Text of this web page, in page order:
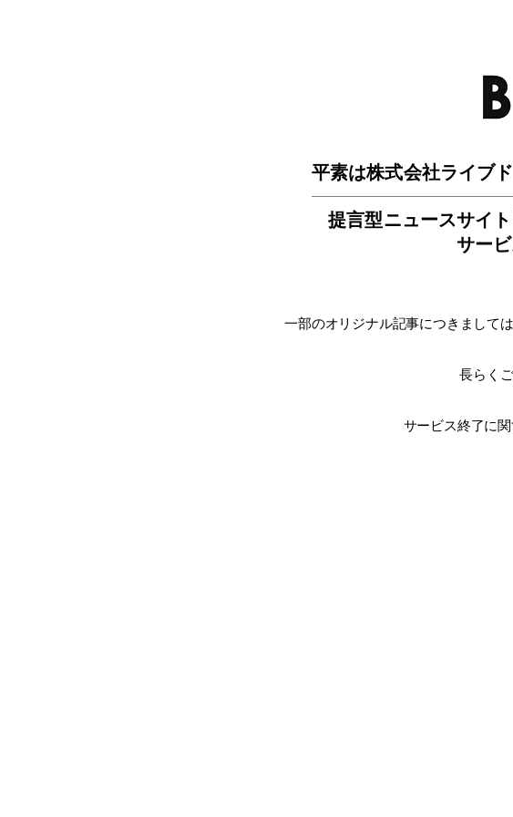
平素は株式会社ライブ
提言型ニュースサイ ト
サー
一部のオリジナル記事につきましては
長らく
サービス終了に関